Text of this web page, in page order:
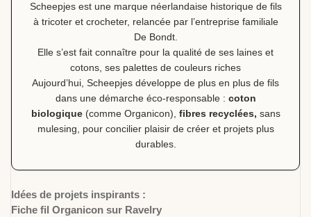
Scheepjes est une marque néerlandaise historique de fils
à tricoter et crocheter, relancée par l’entreprise familiale
De Bondt.
Elle s’est fait connaître pour la qualité de ses laines et
cotons, ses palettes de couleurs riches
Aujourd’hui, Scheepjes développe de plus en plus de fils
dans une démarche éco-responsable : coton
biologique(comme Organicon), fibres recyclées, sans
mulesing, pour concilier plaisir de créer et projets plus
durables.
Idées de projets inspirants :
Fiche fil Organicon sur Ravelry